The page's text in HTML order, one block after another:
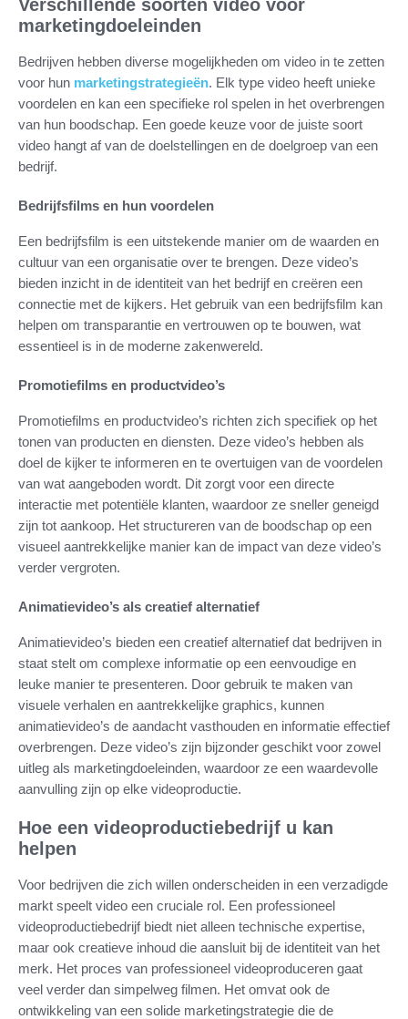
Verschillende soorten video voor
marketingdoeleinden
Bedrijven hebben diverse mogelijkheden om video in te zetten
voor hun marketingstrategieën. Elk type video heeft unieke
voordelen en kan een specifieke rol spelen in het overbrengen
van hun boodschap. Een goede keuze voor de juiste soort
video hangt af van de doelstellingen en de doelgroep van een
bedrijf.
Bedrijfsfilms en hun voordelen
Een bedrijfsfilm is een uitstekende manier om de waarden en
cultuur van een organisatie over te brengen. Deze video’s
bieden inzicht in de identiteit van het bedrijf en creëren een
connectie met de kijkers. Het gebruik van een bedrijfsfilm kan
helpen om transparantie en vertrouwen op te bouwen, wat
essentieel is in de moderne zakenwereld.
Promotiefilms en productvideo’s
Promotiefilms en productvideo’s richten zich specifiek op het
tonen van producten en diensten. Deze video’s hebben als
doel de kijker te informeren en te overtuigen van de voordelen
van wat aangeboden wordt. Dit zorgt voor een directe
interactie met potentiële klanten, waardoor ze sneller geneigd
zijn tot aankoop. Het structureren van de boodschap op een
visueel aantrekkelijke manier kan de impact van deze video’s
verder vergroten.
Animatievideo’s als creatief alternatief
Animatievideo’s bieden een creatief alternatief dat bedrijven in
staat stelt om complexe informatie op een eenvoudige en
leuke manier te presenteren. Door gebruik te maken van
visuele verhalen en aantrekkelijke graphics, kunnen
animatievideo’s de aandacht vasthouden en informatie effectief
overbrengen. Deze video’s zijn bijzonder geschikt voor zowel
uitleg als marketingdoeleinden, waardoor ze een waardevolle
aanvulling zijn op elke videoproductie.
Hoe een videoproductiebedrijf u kan
helpen
Voor bedrijven die zich willen onderscheiden in een verzadigde
markt speelt video een cruciale rol. Een professioneel
videoproductiebedrijf biedt niet alleen technische expertise,
maar ook creatieve inhoud die aansluit bij de identiteit van het
merk. Het proces van professioneel videoproduceren gaat
veel verder dan simpelweg filmen. Het omvat ook de
ontwikkeling van een solide marketingstrategie die de